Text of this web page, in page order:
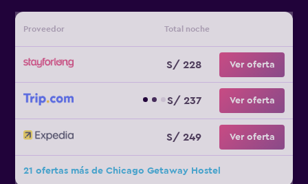
Proveedor Total noche
S/ 228 Ver oferta
S/ 237 Ver oferta
S/ 249 Ver oferta
21 ofertas más de Chicago Getaway Hostel